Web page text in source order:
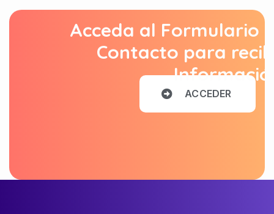
Acceda al Formulario
Contacto para
ACCEDER